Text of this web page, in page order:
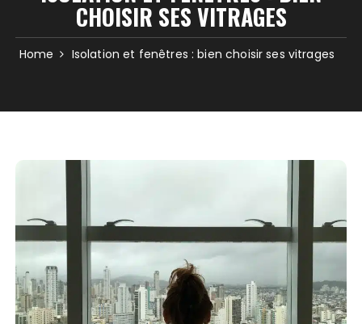
CHOISIR SES VITRAGES
Home Isolation et fenêtres : bien choisir ses vitrages